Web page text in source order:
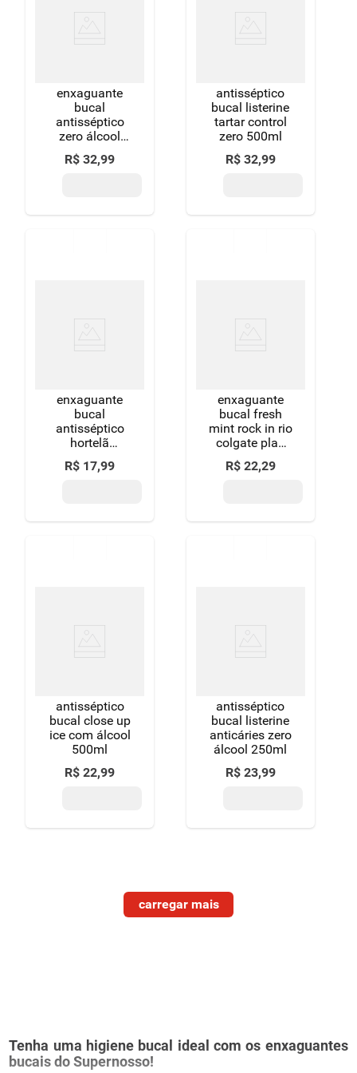
enxaguante
bucal
antisséptico
zero álcool
fresh mint
colgate plax
R$ 32,99
antisséptico
bucal listerine
tartar control
zero 500ml
R$ 32,99
enxaguante
bucal
antisséptico
hortelã
listerine cool
mint frasco
R$ 17,99
enxaguante
bucal fresh
mint rock in rio
colgate plax
frasco leve
500ml pague
R$ 22,29
antisséptico
bucal close up
ice com álcool
500ml
R$ 22,99
antisséptico
bucal listerine
anticáries zero
álcool 250ml
R$ 23,99
Tenha uma higiene bucal ideal com os enxaguantes
bucais do Supernosso!